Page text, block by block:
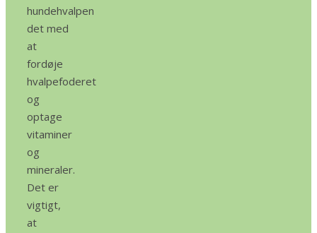
hundehvalpen
det med
at
fordøje
hvalpefoderet
og
optage
vitaminer
og
mineraler.
Det er
vigtigt,
at